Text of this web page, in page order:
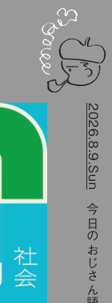
2026.8.9.Sun
今日のおじさん語録